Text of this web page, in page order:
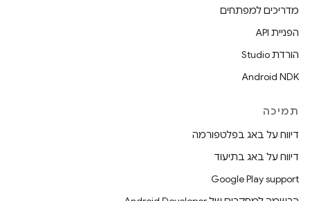
מדריכים למפתחים
הפניית API
הורדת Studio
Android NDK
תמיכה
דיווח על באג בפלטפורמה
דיווח על באג בתיעוד
Google Play support